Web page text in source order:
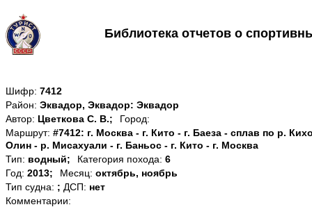
Библиотека отчетов о
Шифр: 7412
Район: Эквадор, Эквадор: Эквадор
Автор: Цветкова С. В.;
Город:
Маршрут: #7412: г. Москва - г. Кито - г. Баеза - сплав по р.
Олин - р. Мисахуали - г. Баньос - г. Кито - г. Москва
Тип: водный; Категория похода: 6
Год: 2013; Месяц: октябрь, ноябрь
Тип судна: ; ДСП: нет
Комментарии: